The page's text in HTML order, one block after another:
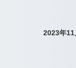
2023年